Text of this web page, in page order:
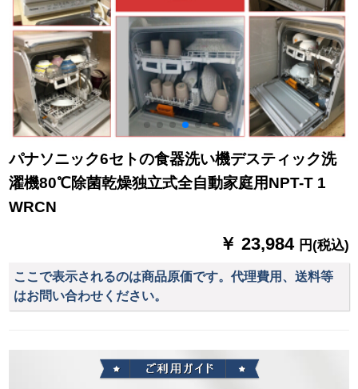
パナソニック6セトの食器洗い機デスティック洗
濯機80℃除菌乾燥独立式全自動家庭用NPT-T 1
WRCN
￥ 23,984 円(税込)
ここで表示されるのは商品原価です。代理費用、送料等
はお問い合わせください。